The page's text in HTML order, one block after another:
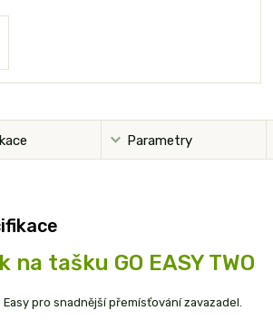
Parametry
tašku GO EASY TWO
pro snadnější přemísťování zavazadel.